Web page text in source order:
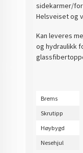
sidekarmer/
Helsveiset og
Kan leveres
og hydraulikk
Brems
Skrutipp
Høybygd
Nesehjul